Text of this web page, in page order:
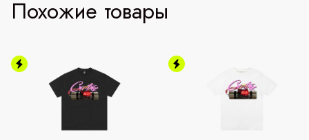
Похожие товары